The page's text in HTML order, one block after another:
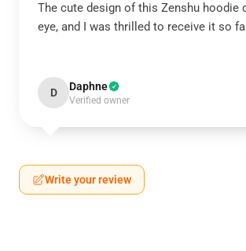
The cute design of this Zenshu hoodie
eye, and I was thrilled to receive it so
D Daphne
Verified owner
Write your review